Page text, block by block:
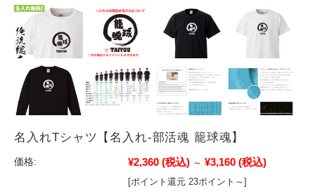
名入れTシャツ【名入れ-部活魂 籠球魂】
価格: ¥2,360 (税込) ～ ¥3,160 (税込)
[ポイント還元 23ポイント～]